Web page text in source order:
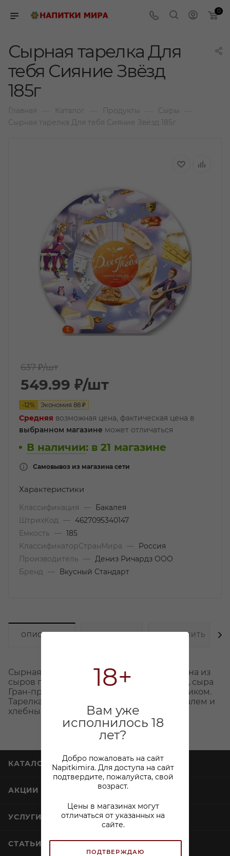
18+
Вам уже
исполнилось 18
лет?
Добро пожаловать на сайт
Napitkimira. Для доступа на сайт
подтвердите, пожалуйста, свой
возраст.
Цены в магазинах могут
отличаться от указанных на
сайте.
ПОДТВЕРЖДАЮ
0
Сырная тарелка Для
тебя Сияние Звёзд
185г
Главная Каталог Продукты Сыры
Сырная тарелка Для тебя Сияние Звёзд 185г
637 ₽/шт
549.99 ₽/шт
-12% Экономия 88 ₽
Средняя возможная цена, фактическая цена в
выбранном магазине может отличаться
В наличии: в 21 магазине
Самовывоз из магазина сети
Характеристики
Классификация —
Бакалея
ШтрихКод
— 4627095340147
Емкость
— 185
КлассификаторСтранМира
—
Россия
Производитель
—
Дениз Ричардз ООО
Бренд
— Вкусный Стандарт
ОПИСАНИЕ КАК КУПИТЬ
Сырная тарелка «Сияние Звезд» составлена из
сыров популярных сортов: Голубого сыра, сыра
Гран-при, Гауды, сыра с томатами и базиликом.
Тарелка дополнена жидким мёдом, миндалем и
хлебными палочками.
КАТАЛОГ
АКЦИИ
УСЛУГИ
СТАТЬИ